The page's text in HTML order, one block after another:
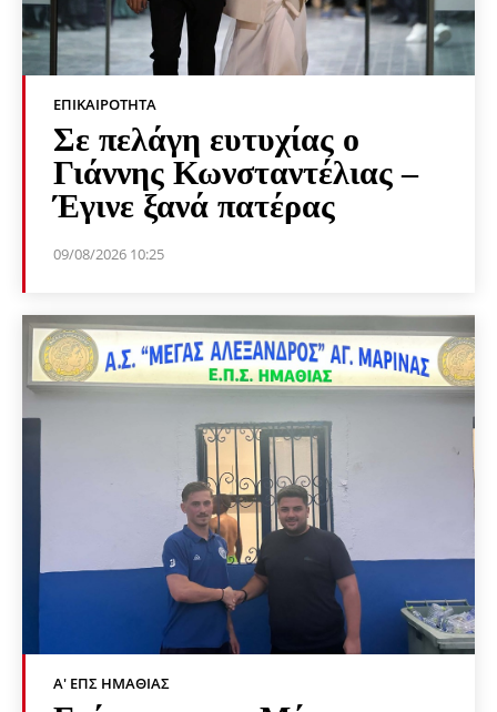
ΕΠΙΚΑΙΡΌΤΗΤΑ
Σε πελάγη ευτυχίας ο
Γιάννης Κωνσταντέλιας –
Έγινε ξανά πατέρας
09/08/2026 10:25
Α' ΕΠΣ ΗΜΑΘΊΑΣ